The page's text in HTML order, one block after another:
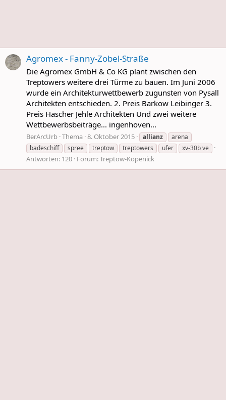
Agromex - Fanny-Zobel-Straße
Die Agromex GmbH & Co KG plant zwischen den
Treptowers weitere drei Türme zu bauen. Im Juni 2006
wurde ein Architekturwettbewerb zugunsten von Pysall
Architekten entschieden. 2. Preis Barkow Leibinger 3.
Preis Hascher Jehle Architekten Und zwei weitere
Wettbewerbsbeiträge... ingenhoven...
BerArcUrb Thema 8. Oktober 2015 allianz
arena
badeschiff
spree treptow treptowers ufer xv-30b ve
Antworten: 120 Forum:Treptow-Köpenick